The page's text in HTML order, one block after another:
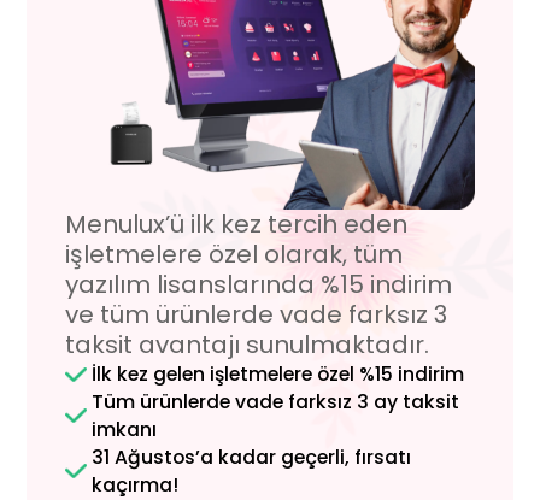
Menulux’ü ilk kez tercih eden
işletmelere özel olarak,tüm
yazılım lisanslarında %15 indirim
ve tüm ürünlerde vade farksız 3
taksit avantajı sunulmaktadır.
İlk kez gelen işletmelere özel %15 indirim
Tüm ürünlerde vade farksız 3 ay taksit
imkanı
31 Ağustos’a kadar geçerli, fırsatı
kaçırma!